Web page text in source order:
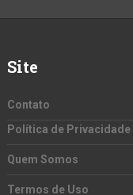
Site
Contato
Política de Privacidade
Quem Somos
Termos de Uso